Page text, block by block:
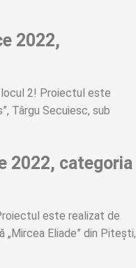
2022,
2! Proiectul este
Târgu Secuiesc, sub
2022, categoria
este realizat de
„Mircea Eliade” din Pitești,